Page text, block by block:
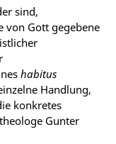
sind,
von Gott gegebene
habitus
Handlung,
konkretes
Gunter